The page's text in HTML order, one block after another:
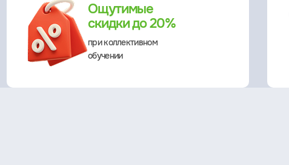
Ощутимые
скидки до 20%
при коллективном
обучении